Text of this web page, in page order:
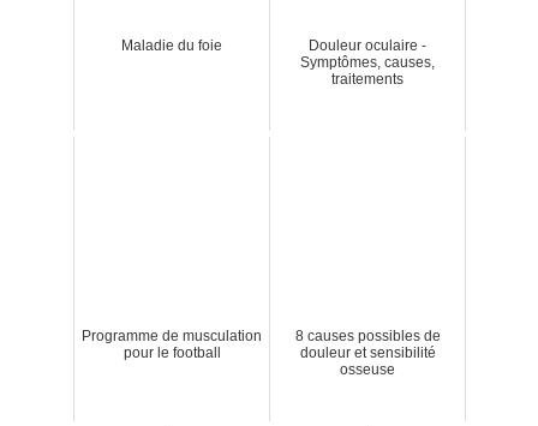
Maladie du foie
Douleur oculaire -
Symptômes, causes,
traitements
Programme de musculation
pour le football
8 causes possibles de
douleur et sensibilité
osseuse